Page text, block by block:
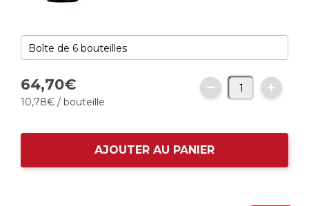
64,70€
10,78€ / bouteille
AJOUTER AU PANIER